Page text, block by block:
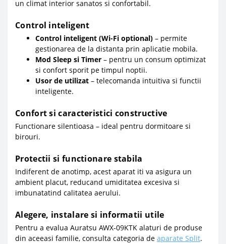
un climat interior sanatos si confortabil.
Control inteligent
Control inteligent (Wi-Fi optional) – permite
gestionarea de la distanta prin aplicatie mobila.
Mod Sleep si Timer – pentru un consum optimizat
si confort sporit pe timpul noptii.
Usor de utilizat – telecomanda intuitiva si functii
inteligente.
Confort si caracteristici constructive
Functionare silentioasa – ideal pentru dormitoare si
birouri.
Protectii si functionare stabila
Indiferent de anotimp, acest aparat iti va asigura un
ambient placut, reducand umiditatea excesiva si
imbunatatind calitatea aerului.
Alegere, instalare si informatii utile
Pentru a evalua Auratsu AWX-09KTK alaturi de produse
din aceeasi familie, consulta categoria de aparate Split.